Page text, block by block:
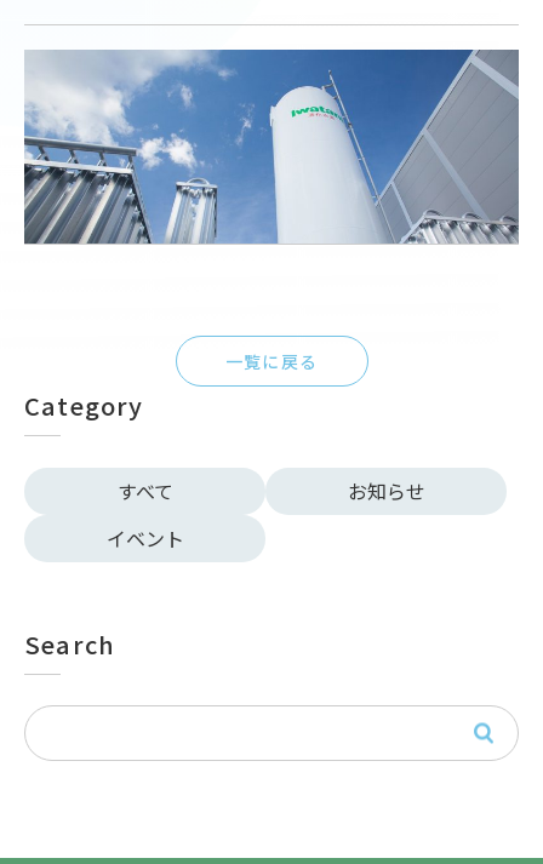
Category
すべて
お知らせ
イベント
Search
一覧に戻る